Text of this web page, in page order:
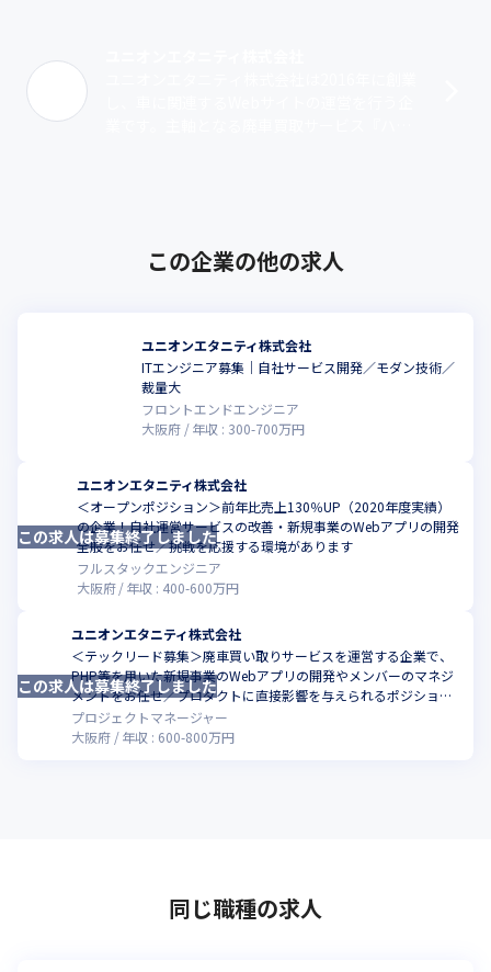
この企業の他の求人
ユニオンエタニティ株式会社
ITエンジニア募集｜自社サービス開発／モダン技術／
裁量大
フロントエンドエンジニア
大阪府
年収 : 300-700万円
ユニオンエタニティ株式会社
＜オープンポジション＞前年比売上130％UP（2020年度実績）
の企業！自社運営サービスの改善・新規事業のWebアプリの開発
全般をお任せ／挑戦を応援する環境があります
フルスタックエンジニア
大阪府
年収 : 400-600万円
この求人は募集終了しました
ユニオンエタニティ株式会社
＜テックリード募集＞廃車買い取りサービスを運営する企業で、
PHP等を用いた新規事業のWebアプリの開発やメンバーのマネジ
メントをお任せ／プロダクトに直接影響を与えられるポジション
です
プロジェクトマネージャー
大阪府
年収 : 600-800万円
この求人は募集終了しました
同じ職種の求人